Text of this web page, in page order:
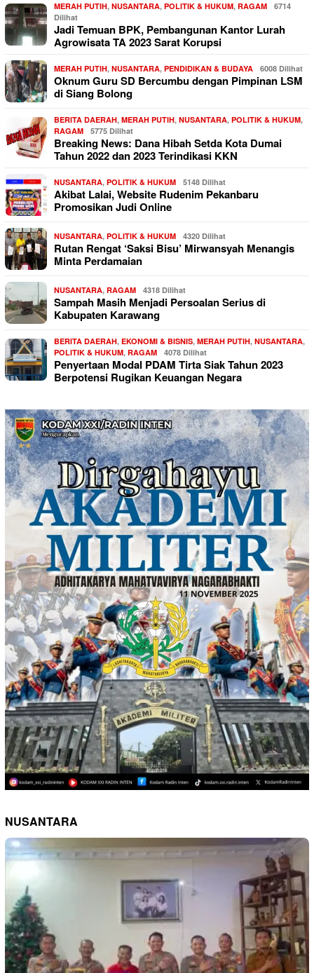
MERAH PUTIH, NUSANTARA, POLITIK & HUKUM, RAGAM
6714
Dilihat
Jadi Temuan BPK, Pembangunan Kantor Lurah
Agrowisata TA 2023 Sarat Korupsi
MERAH PUTIH, NUSANTARA, PENDIDIKAN & BUDAYA 6008 Dilihat
Oknum Guru SD Bercumbu dengan Pimpinan LSM
di Siang Bolong
BERITA DAERAH, MERAH PUTIH, NUSANTARA, POLITIK & HUKUM,
RAGAM
5775 Dilihat
Breaking News: Dana Hibah Setda Kota Dumai
Tahun 2022 dan 2023 Terindikasi KKN
NUSANTARA, POLITIK & HUKUM 5148 Dilihat
Akibat Lalai, Website Rudenim Pekanbaru
Promosikan Judi Online
NUSANTARA, POLITIK & HUKUM 4320 Dilihat
Rutan Rengat ‘Saksi Bisu’ Mirwansyah Menangis
Minta Perdamaian
NUSANTARA, RAGAM 4318 Dilihat
Sampah Masih Menjadi Persoalan Serius di
Kabupaten Karawang
BERITA DAERAH, EKONOMI & BISNIS, MERAH PUTIH, NUSANTARA,
POLITIK & HUKUM, RAGAM 4078 Dilihat
Penyertaan Modal PDAM Tirta Siak Tahun 2023
Berpotensi Rugikan Keuangan Negara
NUSANTARA